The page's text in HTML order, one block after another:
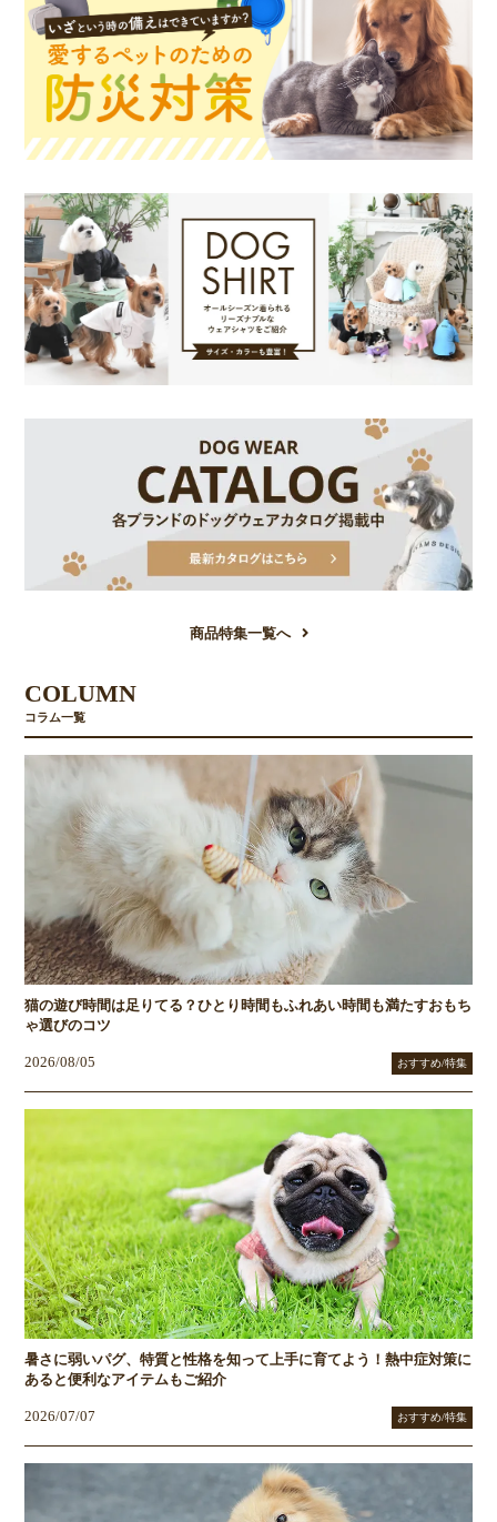
商品特集一覧へ
COLUMN
コラム一覧
猫の遊び時間は足りてる？ひとり時間もふれあい時間も満たすおもち
ゃ選びのコツ
2026/08/05 おすすめ/特集
暑さに弱いパグ、特質と性格を知って上手に育てよう！熱中症対策に
あると便利なアイテムもご紹介
2026/07/07 おすすめ/特集